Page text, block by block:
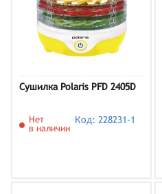
Сушилка Polaris PFD 2405D
Нет
в наличии
Код: 228231-1